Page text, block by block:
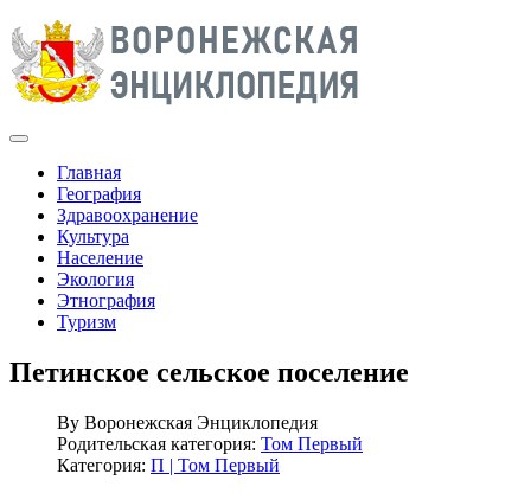
Главная
География
Здравоохранение
Культура
Население
Экология
Этнография
Туризм
Петинское сельское поселение
By Воронежская Энциклопедия
Родительская категория: Том Первый
Категория: П | Том Первый